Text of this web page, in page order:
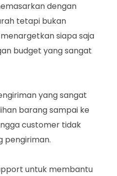
dengan
tetapi bukan
siapa saja
budget yang sangat
yang sangat
barang sampai ke
customer tidak
pengiriman.
untuk membantu